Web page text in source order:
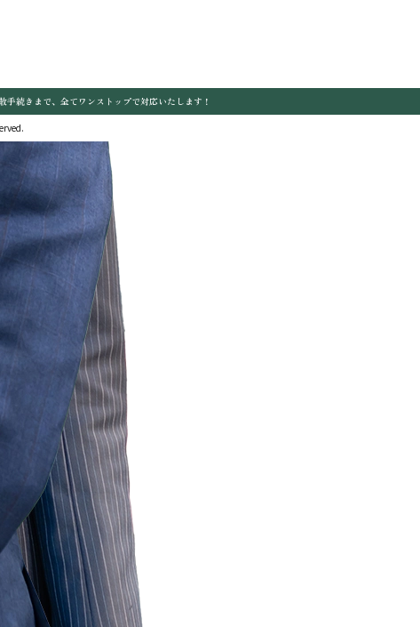
続きまで、全てワンストップで対応いたします！